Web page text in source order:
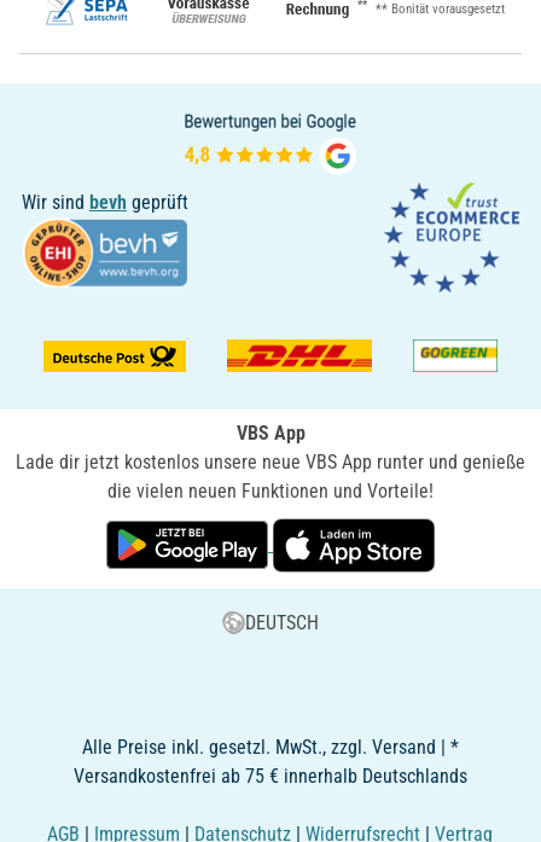
** ** Bonität vorausgesetzt
Wir sind bevh geprüft
VBS App
Lade dir jetzt kostenlos unsere neue VBS App runter und genieße
die vielen neuen Funktionen und Vorteile!
DEUTSCH
Alle Preise inkl. gesetzl. MwSt., zzgl. Versand | *
Versandkostenfrei ab 75 € innerhalb Deutschlands
AGB | Impressum | Datenschutz |Widerrufsrecht |Vertrag